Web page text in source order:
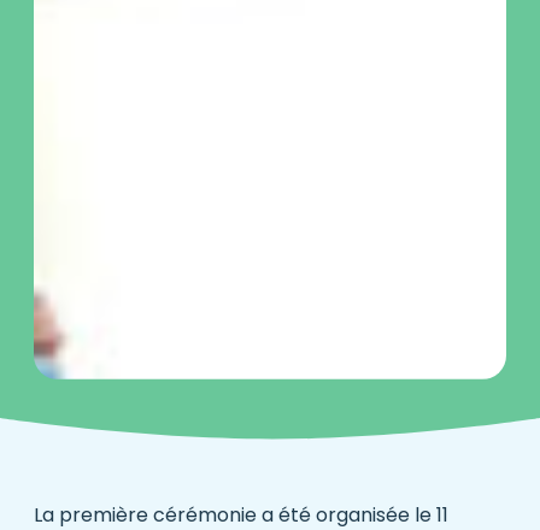
La première cérémonie a été organisée le 11